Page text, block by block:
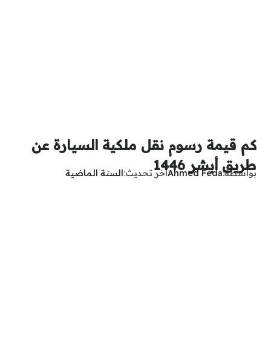
كم قيمة رسوم نقل ملكية السيارة عن
طريق أبشر 1446
بواسطة Ahmed Fedaآخر تحديث السنة الماضية